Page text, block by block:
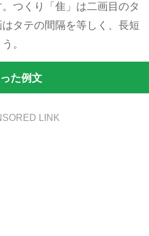
つくり「隹」は二画目のタ
タテの間隔を等しく、長短
。
た例文
LINK